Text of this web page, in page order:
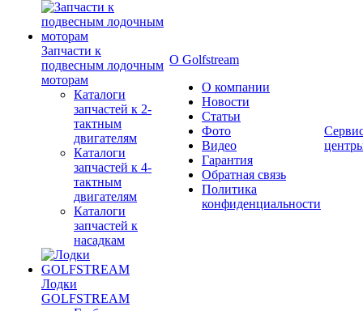
Запчасти к
подвесным лодочным
моторам
Каталоги
запчастей к 2-
тактным
двигателям
Каталоги
запчастей к 4-
тактным
двигателям
Каталоги
запчастей к
насадкам
Лодки
GOLFSTREAM
О Golfstream
О компании
Новости
Статьи
Фото
Видео
Гарантия
Обратная связь
Политика
конфиденциальности